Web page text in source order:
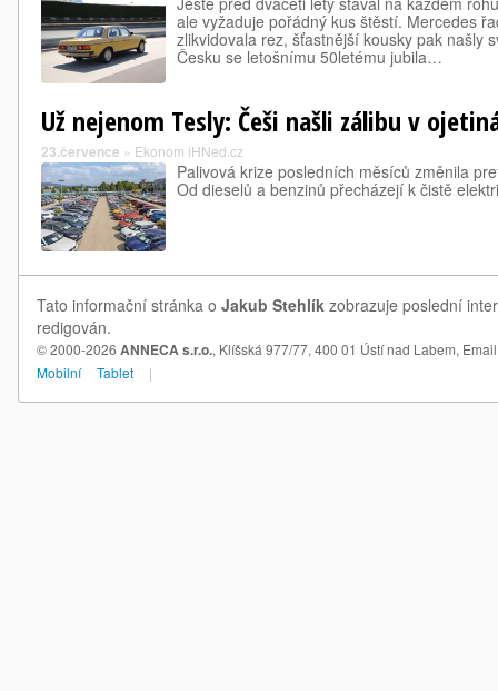
ale vyžaduje pořádný kus štěstí. Mercedes
zlikvidovala rez, šťastnější kousky pak našly
Česku se letošnímu 50letému jubila…
Už nejenom Tesly: Češi našli zálibu v
23.července » Ekonom iHNed.cz
Palivová krize posledních měsíců změnila
Od dieselů a benzinů přecházejí k čistě
Tato informační stránka o Jakub Stehlík zobrazuje poslední
redigován.
© 2000-2026 ANNECA s.r.o., Klíšská 977/77, 400 01 Ústí nad Labem,
Mobilní
Tablet |